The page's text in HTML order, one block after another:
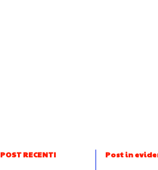
POST RECENTI Post in